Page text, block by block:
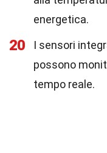
energetica.
20
I sensori
possono
tempo reale.